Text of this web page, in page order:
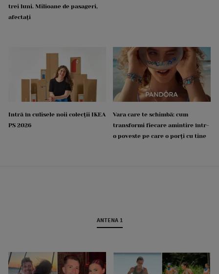
trei luni. Milioane de pasageri,
afectați
Intră în culisele noii colecții IKEA
PS 2026
Vara care te schimbă: cum
transformi fiecare amintire într-
o poveste pe care o porți cu tine
ANTENA 1